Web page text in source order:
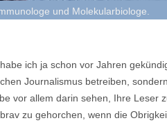
und Molekularbiologe.
ich ja schon vor Jahren
Journalismus betreiben,
vor allem darin sehen, Ihre Leser
zu gehorchen, wenn die